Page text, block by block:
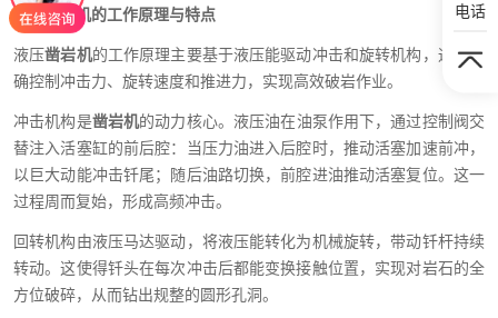
液压凿岩机的工作原理与特点
液压凿岩机的工作原理主要基于液压能驱动冲击和旋转机构，通过精
确控制冲击力、旋转速度和推进力，实现高效破岩作业。
冲击机构是凿岩机的动力核心。液压油在油泵作用下，通过控制阀交
替注入活塞缸的前后腔：当压力油进入后腔时，推动活塞加速前冲，
以巨大动能冲击钎尾；随后油路切换，前腔进油推动活塞复位。这一
过程周而复始，形成高频冲击。
回转机构由液压马达驱动，将液压能转化为机械旋转，带动钎杆持续
转动。这使得钎头在每次冲击后都能变换接触位置，实现对岩石的全
方位破碎，从而钻出规整的圆形孔洞。
电话